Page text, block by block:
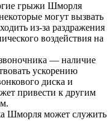
грыжи Шморля
могут вызвать
из-за раздражения
воздействия на
— наличие
ускорению
диска и
привести к другим
Шморля может служить